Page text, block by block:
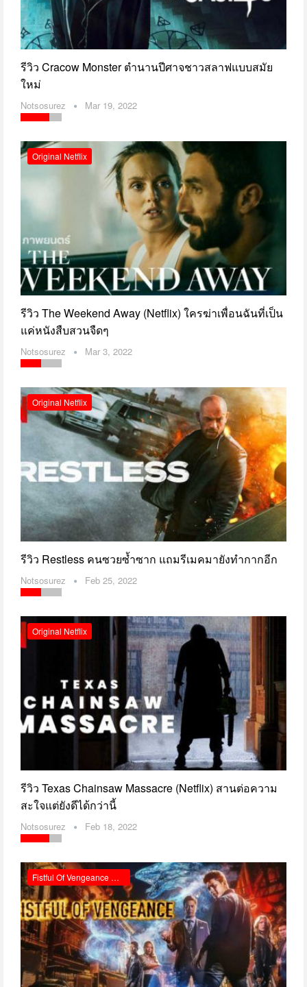
รีวิว Cracow Monster ตำนานปีศาจชาวสลาฟแบบสมัย
ใหม่
Notsosurez Mar 19, 2022
Original Netflix
รีวิว The Weekend Away (Netflix) ใครฆ่าเพื่อนฉันที่เป็น
แค่หนังสืบสวนจืดๆ
Notsosurez Mar 3, 2022
Original Netflix
รีวิว Restless คนซวยซ้ำซาก แถมรีเมคมายังทำกากอีก
Notsosurez Feb 25, 2022
Original Netflix
รีวิว Texas Chainsaw Massacre (Netflix) สานต่อความ
สะใจแต่ยังดีได้กว่านี้
Notsosurez Feb 18, 2022
Fistful Of Vengeance กำปั้นคั่งแค้น รีวิว Netflix